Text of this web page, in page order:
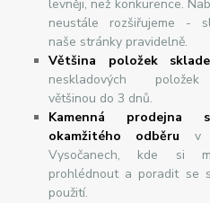
levněji, než konkurence.
neustále rozšiřujeme -
naše stránky pravidelně.
Většina položek
neskladových
většinou do 3 dnů.
Kamenná prodejna
okamžitého odběru v
Vysočanech, kde si
prohlédnout a poradit se
použití.